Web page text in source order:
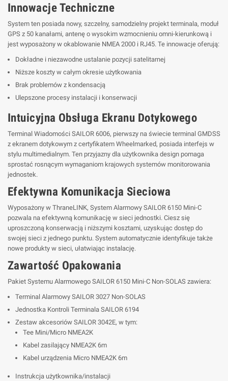
Innowacje Techniczne
System ten posiada nowy, szczelny, samodzielny projekt terminala, moduł
GPS z 50 kanałami, antenę o wysokim wzmocnieniu omni-kierunkową i
jest wyposażony w okablowanie NMEA 2000 i RJ45. Te innowacje oferują:
Dokładne i niezawodne ustalanie pozycji satelitarnej
Niższe koszty w całym okresie użytkowania
Brak problemów z kondensacją
Ulepszone procesy instalacji i konserwacji
Intuicyjna Obsługa Ekranu Dotykowego
Terminal Wiadomości SAILOR 6006, pierwszy na świecie terminal GMDSS
z ekranem dotykowym z certyfikatem Wheelmarked, posiada interfejs w
stylu multimedialnym. Ten przyjazny dla użytkownika design pomaga
sprostać rosnącym wymaganiom krajowych systemów monitorowania
jednostek.
Efektywna Komunikacja Sieciowa
Wyposażony w ThraneLINK, System Alarmowy SAILOR 6150 Mini-C
pozwala na efektywną komunikację w sieci jednostki. Ciesz się
uproszczoną konserwacją i niższymi kosztami, uzyskując dostęp do
swojej sieci z jednego punktu. System automatycznie identyfikuje także
nowe produkty w sieci, ułatwiając instalację.
Zawartość Opakowania
Pakiet Systemu Alarmowego SAILOR 6150 Mini-C Non-SOLAS zawiera:
Terminal Alarmowy SAILOR 3027 Non-SOLAS
Jednostka Kontroli Terminala SAILOR 6194
Zestaw akcesoriów SAILOR 3042E, w tym:
Tee Mini/Micro NMEA2K
Kabel zasilający NMEA2K 6m
Kabel urządzenia Micro NMEA2K 6m
Instrukcja użytkownika/instalacji